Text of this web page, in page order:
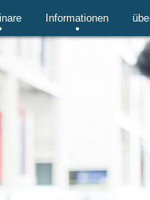
Informationen